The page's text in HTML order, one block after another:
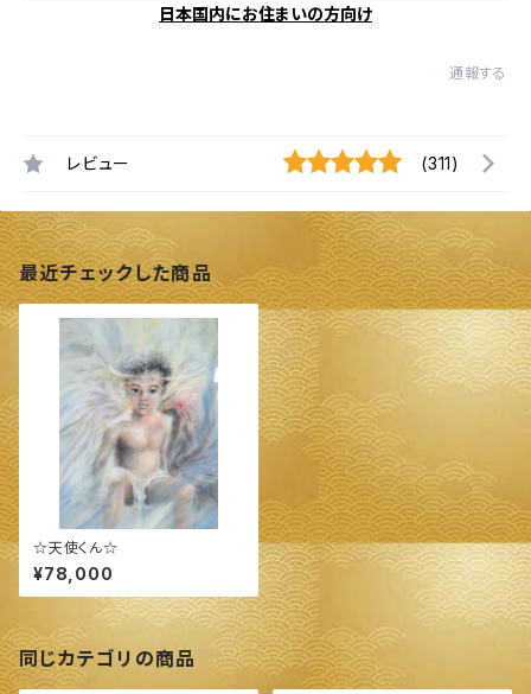
日本国内にお住まいの方向け
通報する
レビュー (311)
最近チェックした商品
☆天使くん☆
¥78,000
同じカテゴリの商品